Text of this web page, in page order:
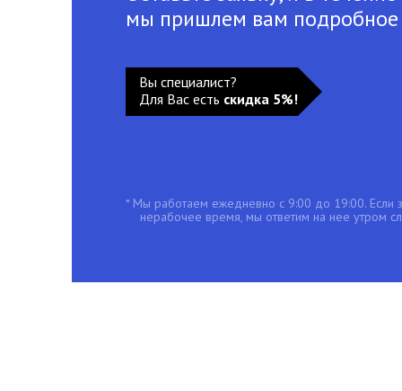
мы пришлем вам
Вы специалист?
Для Вас есть скидка 5%!
* Мы работаем ежедневно с 9:00 до 19:00. Если
нерабочее время, мы ответим на нее утром